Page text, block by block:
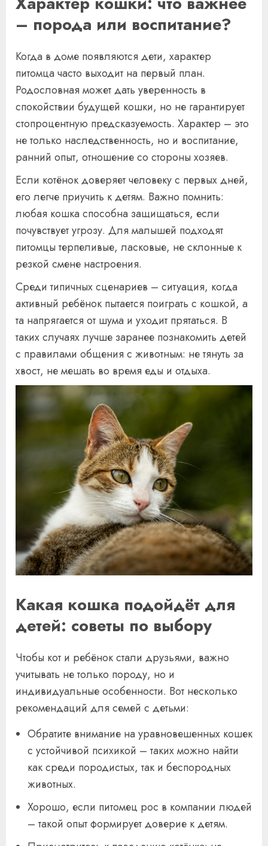
– порода или воспитание?
Когда в доме появляются дети, характер
питомца часто выходит на первый план.
Родословная может дать уверенность в
спокойствии будущей кошки, но не гарантирует
стопроцентную предсказуемость. Характер – это
не только наследственность, но и воспитание,
ранний опыт, отношение со стороны хозяев.
Если котёнок доверяет человеку с первых дней,
его легче приучить к детям. Важно помнить:
любая кошка способна защищаться, если
почувствует угрозу. Для малышей подходят
питомцы терпеливые, ласковые, не склонные к
резкой смене настроения.
Среди типичных сценариев – ситуация, когда
активный ребёнок пытается поиграть с кошкой, а
та напрягается от шума и уходит прятаться. В
таких случаях лучше заранее познакомить детей
с правилами общения с животным: не тянуть за
хвост, не мешать во время еды и отдыха.
Какая кошка подойдёт для
детей: советы по выбору
Чтобы кот и ребёнок стали друзьями, важно
учитывать не только породу, но и
индивидуальные особенности. Вот несколько
рекомендаций для семей с детьми:
Обратите внимание на уравновешенных кошек
с устойчивой психикой – таких можно найти
как среди породистых, так и беспородных
животных.
Хорошо, если питомец рос в компании людей
– такой опыт формирует доверие к детям.